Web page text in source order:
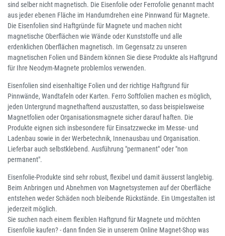
sind selber nicht magnetisch. Die Eisenfolie oder Ferrofolie genannt macht
aus jeder ebenen Fläche im Handumdrehen eine Pinnwand für Magnete.
Die Eisenfolien sind Haftgründe für Magnete und machen nicht
magnetische Oberflächen wie Wände oder Kunststoffe und alle
erdenklichen Oberflächen magnetisch. Im Gegensatz zu unseren
magnetischen Folien und Bändern können Sie diese Produkte als Haftgrund
für Ihre Neodym-Magnete problemlos verwenden.
Eisenfolien sind eisenhaltige Folien und der richtige Haftgrund für
Pinnwände, Wandtafeln oder Karten. Ferro Softfolien machen es möglich,
jeden Untergrund magnethaftend auszustatten, so dass beispielsweise
Magnetfolien oder Organisationsmagnete sicher darauf haften. Die
Produkte eignen sich insbesondere für Einsatzzwecke im Messe- und
Ladenbau sowie in der Werbetechnik, Innenausbau und Organisation.
Lieferbar auch selbstklebend. Ausführung "permanent" oder "non
permanent".
Eisenfolie-Produkte sind sehr robust, flexibel und damit äusserst langlebig.
Beim Anbringen und Abnehmen von Magnetsystemen auf der Oberfläche
entstehen weder Schäden noch bleibende Rückstände. Ein Umgestalten ist
jederzeit möglich.
Sie suchen nach einem flexiblen Haftgrund für Magnete und möchten
Eisenfolie kaufen? - dann finden Sie in unserem Online Magnet-Shop was